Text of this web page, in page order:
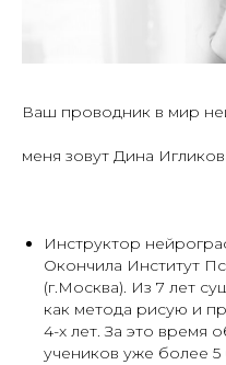
Ваш проводник в мир
меня зовут Дина
Инструктор
Окончила Институт
(г.Москва). Из 7 лет
как метода рисую и
4-х лет. За это время
учеников уже более 5